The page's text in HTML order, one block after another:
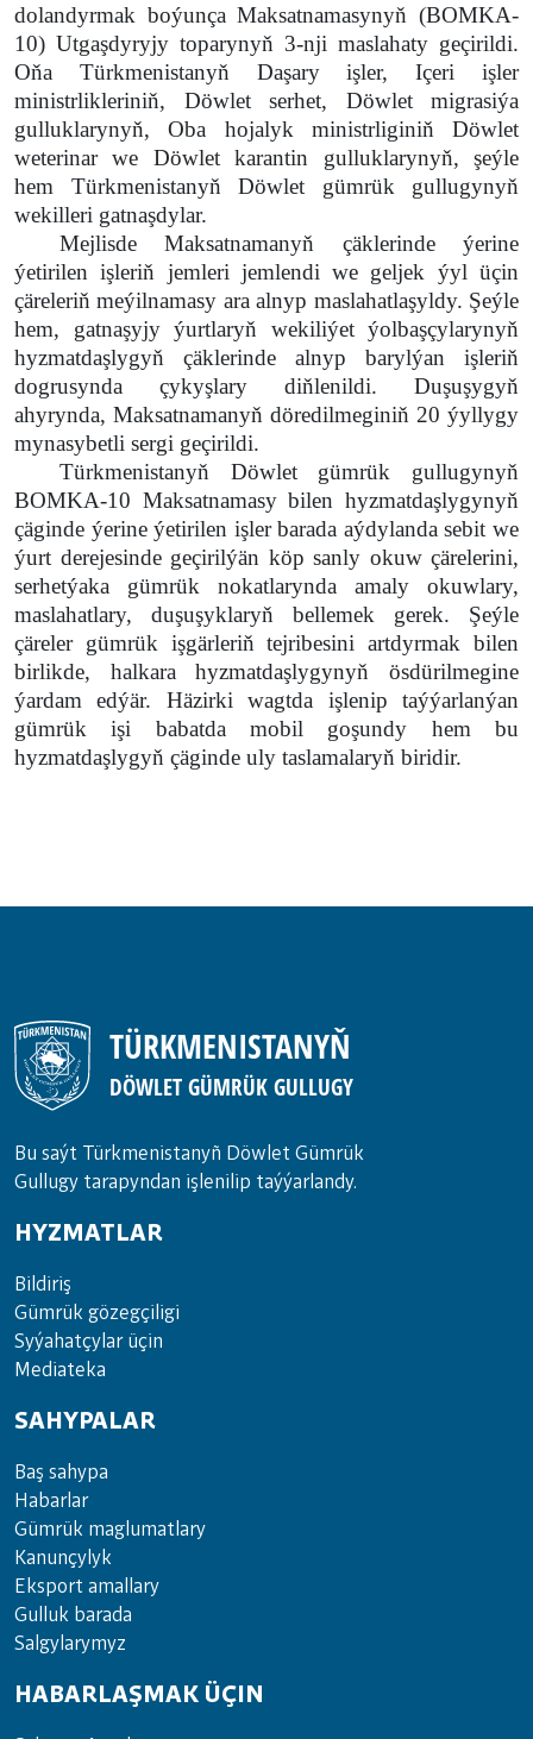
dolandyrmak boýunça Maksatnamasynyň (BOMKA-
10) Utgaşdyryjy toparynyň 3-nji maslahaty geçirildi.
Oňa Türkmenistanyň Daşary işler, Içeri işler
ministrlikleriniň, Döwlet serhet, Döwlet migrasiýa
gulluklarynyň, Oba hojalyk ministrliginiň Döwlet
weterinar we Döwlet karantin gulluklarynyň, şeýle
hem Türkmenistanyň Döwlet gümrük gullugynyň
wekilleri gatnaşdylar.
Mejlisde Maksatnamanyň çäklerinde ýerine
ýetirilen işleriň jemleri jemlendi we geljek ýyl üçin
çäreleriň meýilnamasy ara alnyp maslahatlaşyldy. Şeýle
hem, gatnaşyjy ýurtlaryň wekiliýet ýolbaşçylarynyň
hyzmatdaşlygyň çäklerinde alnyp barylýan işleriň
dogrusynda çykyşlary diňlenildi. Duşuşygyň
ahyrynda, Maksatnamanyň döredilmeginiň 20 ýyllygy
mynasybetli sergi geçirildi.
Türkmenistanyň Döwlet gümrük gullugynyň
BOMKA-10 Maksatnamasy bilen hyzmatdaşlygynyň
çäginde ýerine ýetirilen işler barada aýdylanda sebit we
ýurt derejesinde geçirilýän köp sanly okuw çärelerini,
serhetýaka gümrük nokatlarynda amaly okuwlary,
maslahatlary, duşuşyklaryň bellemek gerek. Şeýle
çäreler gümrük işgärleriň tejribesini artdyrmak bilen
birlikde, halkara hyzmatdaşlygynyň ösdürilmegine
ýardam edýär. Häzirki wagtda işlenip taýýarlanýan
gümrük işi babatda mobil goşundy hem bu
hyzmatdaşlygyň çäginde uly taslamalaryň biridir.
TÜRKMENISTANYŇ
DÖWLET GÜMRÜK GULLUGY
Bu saýt Türkmenistanyñ Döwlet Gümrük
Gullugy tarapyndan işlenilip taýýarlandy.
HYZMATLAR
Bil­di­riş
Güm­rük gö­zeg­çi­li­gi
Sy­ýa­hat­çy­lar ü­çin
Media­teka
SAHYPALAR
Baş sahypa
Habarlar
Gümrük maglumatlary
Kanunçylyk
Eksport amallary
Gulluk barada
Salgylarymyz
HABARLAŞMAK ÜÇIN